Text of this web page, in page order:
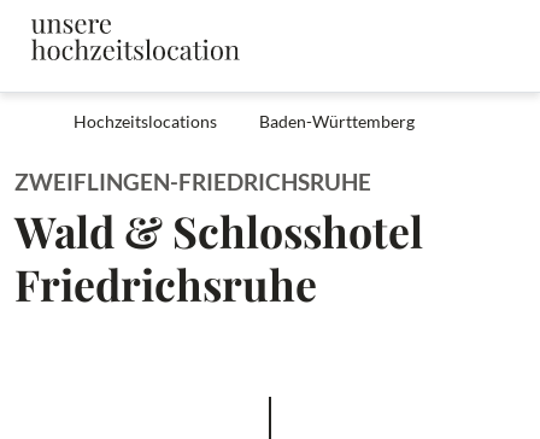
Hochzeitslocations Baden-Württemberg
ZWEIFLINGEN-FRIEDRICHSRUHE
Wald & Schlosshotel
Friedrichsruhe